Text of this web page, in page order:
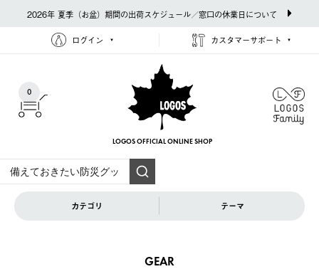
2026年 夏季（お盆）期間の出荷スケジュール／窓口の休業日について
ログイン カスタマーサポート
0
LOGOS OFFICIAL ONLINE SHOP
カテゴリ テーマ
GEAR